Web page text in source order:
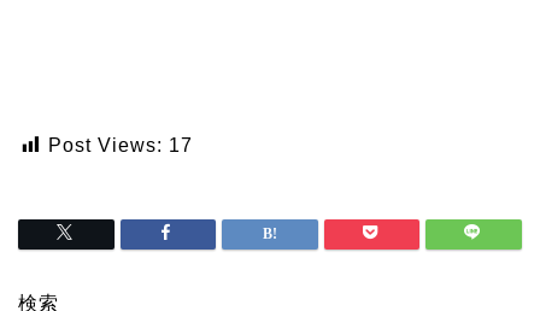
Post Views: 17
検索